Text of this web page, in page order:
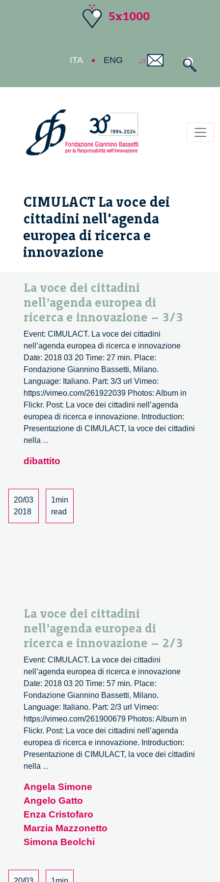
5x1000
ITA ENG
CIMULACT La voce dei
cittadini nell'agenda
europea di ricerca e
innovazione
La voce dei cittadini
nell’agenda europea di
ricerca e innovazione – 3/3
Event: CIMULACT. La voce dei cittadini
nell’agenda europea di ricerca e innovazione
Date: 2018 03 20 Time: 27 min. Place:
Fondazione Giannino Bassetti, Milano.
Language: Italiano. Part: 3/3 url Vimeo:
https://vimeo.com/261922039 Photos: Album in
Flickr. Post: La voce dei cittadini nell’agenda
europea di ricerca e innovazione. Introduction:
Presentazione di CIMULACT, la voce dei cittadini
nella ...
dei
nell’agenda
europea
di
ricerca
dibattito
20/03
2018
1min
read
La voce dei cittadini
nell’agenda europea di
ricerca e innovazione – 2/3
Event: CIMULACT. La voce dei cittadini
nell’agenda europea di ricerca e innovazione
Date: 2018 03 20 Time: 57 min. Place:
Fondazione Giannino Bassetti, Milano.
Language: Italiano. Part: 2/3 url Vimeo:
https://vimeo.com/261900679 Photos: Album in
Flickr. Post: La voce dei cittadini nell’agenda
europea di ricerca e innovazione. Introduction:
Presentazione di CIMULACT, la voce dei cittadini
nella ...
dei
cittadini
nell’agenda
europea
innovazione
Angela Simone
Angelo Gatto
Enza Cristofaro
Marzia Mazzonetto
Simona Beolchi